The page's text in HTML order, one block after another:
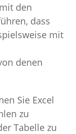
den
dass
mit
denen
Sie Excel
zu
Tabelle zu